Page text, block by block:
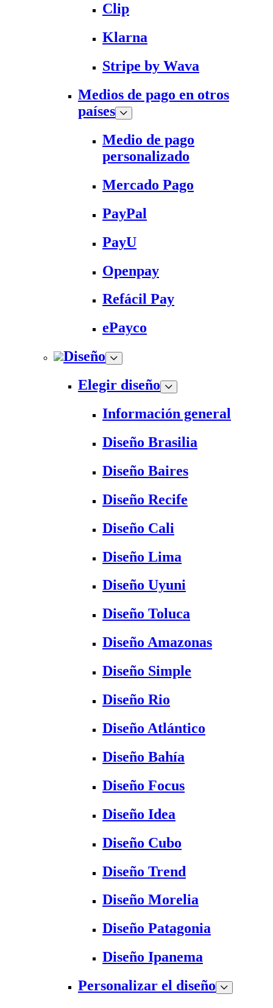
Clip
Klarna
Stripe by Wava
Medios de pago en otros
países
Medio de pago
personalizado
Mercado Pago
PayPal
PayU
Openpay
Refácil Pay
ePayco
Diseño
Elegir diseño
Información general
Diseño Brasilia
Diseño Baires
Diseño Recife
Diseño Cali
Diseño Lima
Diseño Uyuni
Diseño Toluca
Diseño Amazonas
Diseño Simple
Diseño Rio
Diseño Atlántico
Diseño Bahía
Diseño Focus
Diseño Idea
Diseño Cubo
Diseño Trend
Diseño Morelia
Diseño Patagonia
Diseño Ipanema
Personalizar el diseño